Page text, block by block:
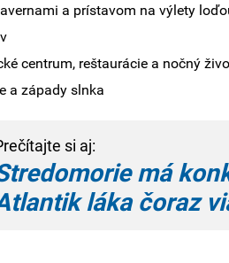
a prístavom na výlety
centrum, reštaurácie a nočný
a západy slnka
si aj:
má
láka čoraz